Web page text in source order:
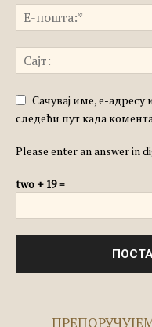
Сачувај име, е-адресу
следећи пут када
Please enter an answer in
two + 19 =